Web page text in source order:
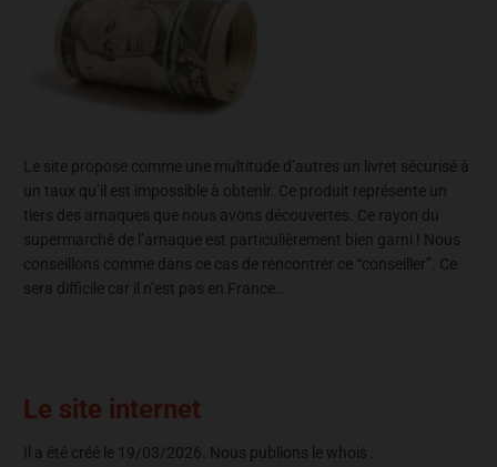
Le site propose comme une multitude d’autres un livret sécurisé à
un taux qu’il est impossible à obtenir. Ce produit représente un
tiers des arnaques que nous avons découvertes. Ce rayon du
supermarché de l’arnaque est particulièrement bien garni ! Nous
conseillons comme dans ce cas de rencontrer ce “conseiller”. Ce
sera difficile car il n’est pas en France…
Le site internet
Il a été créé le 19/03/2026. Nous publions le whois :